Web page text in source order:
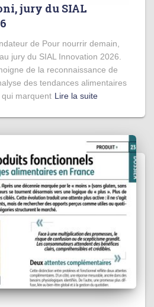
jury du SIAL
de Pour nourrir demain,
jury du SIAL Innovation 2026.
de la reconnaissance de
des tendances alimentaires
marquent Lire la suite